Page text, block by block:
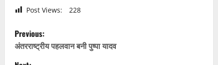
Post Views: 228
P
o
Previous:
अंतरराष्ट्रीय पहलवान बनी पुष्पा यादव